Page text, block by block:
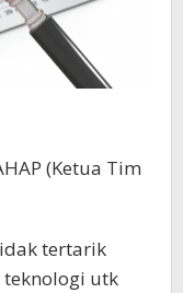
(Ketua Tim
tertarik
utk